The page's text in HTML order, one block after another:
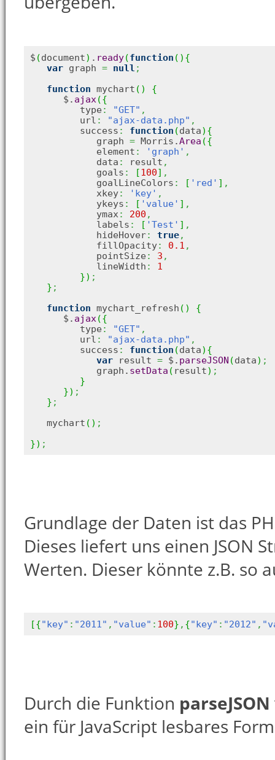
$ (document) . ready(function ( ) {
var graph = null ;
function mychart ( )
{
      $.
ajax ({
         type
: "GET" ,
         url
: "ajax-data.php" ,
         success
: function (data) {
            graph
= Morris.Area ({
            element
: 'graph' ,
            data
: result ,
            goals
: [100] ,
            goalLineColors
: [ 'red' ] ,
            xkey
: 'key' ,
            ykeys
: [ 'value' ] ,
            ymax
: 200 ,
            labels
: [ 'Test' ] ,
            hideHover
: true,
            fillOpacity
: 0.1 ,
            pointSize
: 3 ,
            lineWidth
:
1
}) ;
} ;
function mychart_refresh ( )
{
      $.
ajax ({
         type
: "GET" ,
         url
: "ajax-data.php" ,
         success
: function (data) {
var result = $. parseJSON (data) ;
            graph.
setData ( result) ;
}
}) ;
} ;
   mychart
( ) ;
}) ;
Grundlage der Daten ist das
Dieses liefert uns einen JSON
Werten. Dieser könnte z.B. so
[{"key" : "2011" , "value" : 100} , {"key" : "2012" ,
Durch die Funktion parseJSON
ein für JavaScript lesbares